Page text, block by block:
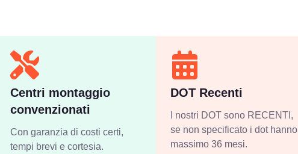
Centri montaggio
convenzionati
Con garanzia di costi certi,
tempi brevi e cortesia.
DOT Recenti
I nostri DOT sono RECENTI,
se non specificato i dot hanno
massimo 36 mesi.